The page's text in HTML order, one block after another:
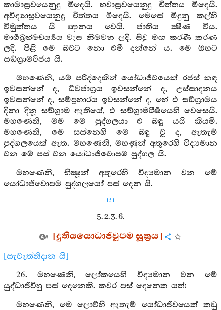
කාමාස්‍රවයෙනුදු මිදෙයි. භවාස්‍රවයෙනුදු චිත්තය මිදෙයි.
අවිද්‍යාස්‍රවයෙනුදු චිත්තය මිදෙයි. මෙසේ මිදුනු කල්හි
විමුක්තය යි ඥානය වෙයි. ජාතිය ක්‍ෂීණ විය.
මාර්‍ගබ්‍රහ්මචර්‍ය්‍යය වැස නිමවන ලදි. සිවු මඟ කරණී කරණ
ලදි. පිළි මෙ බවට නො එමී දන්නේ ය. මෙ ඔහට
සඞ්ග්‍රාමවිජය යි.
මහණෙනි, යම් පරිද්දෙකින් යෝධාජීවයෙක් රජස් කඳ
ඉවසන්නේ ද, ධ්වජාග්‍රය ඉවසන්නේ ද, උස්සාදනය
ඉවසන්නේ ද, සම්ප්‍රහාරය ඉවසන්නේ ද, හේ එ සඞ්ග්‍රාමය
දිනා දිනූ සඞ්ග්‍රාම ඇතියේ, එ සඞ්ග්‍රාමශීර්‍ෂයෙහි වෙසෙයි.
මහණෙනි, මම මෙ පුද්ගලයා එ බඳු යයි කියමි.
මහණෙනි, මෙ සස්නෙහි මෙ බඳු වූ ද, ඇතැම්
පුද්ගලයෙක් ඇත. මහණෙනි, මහණුන් අතුරෙහි විද්‍යමාන
වන මේ පස් වන යෝධාජිවොපම පුද්ගල යි.
මහණෙනි, භික්‍ෂූන් අතුරෙහි විද්‍යමාන වන මේ
යෝධාජීවොපම පුද්ගලයෝ පස් දෙන යි.
151
5. 2. 3. 6.
[දුතියයොධාජීවූපම සූත්‍රය]
[සැවැත්නිදාන යි]
26. මහණෙනි, ලෝකයෙහි විද්‍යමාන වන මේ
යුද්ධාජීවිහු පස් දෙනෙකි. කවර පස් දෙනෙක යත්:
මහණෙනි, මෙ ලොව්හි ඇතැම් යෝධාජීවයෙක් කඩු